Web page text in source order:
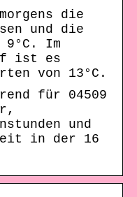
die
und die
Im
ist es
von 13°C.
für 04509
und
in der 16